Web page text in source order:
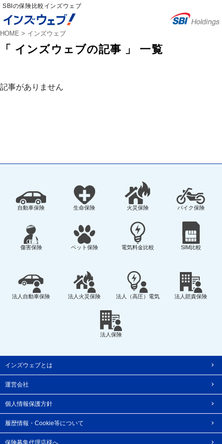
SBIの保険比較インズウェブ
HOME > インズウェブ
「 インズウェブの記事 」 一覧
記事がありません
自動車保険 生命保険 火災保険 バイク保険
傷害保険 ペット保険 電気料金比較 SIM比較
法人自動車保険 法人火災保険 法人（高圧）電気 法人賠責保険
法人保険
インズウェブとは
運営会社
個人情報保護方針
履歴情報・Cookie等について
保険募集代理店様へ